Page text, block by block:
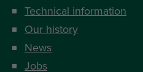
Technical information
Our history
News
Jobs